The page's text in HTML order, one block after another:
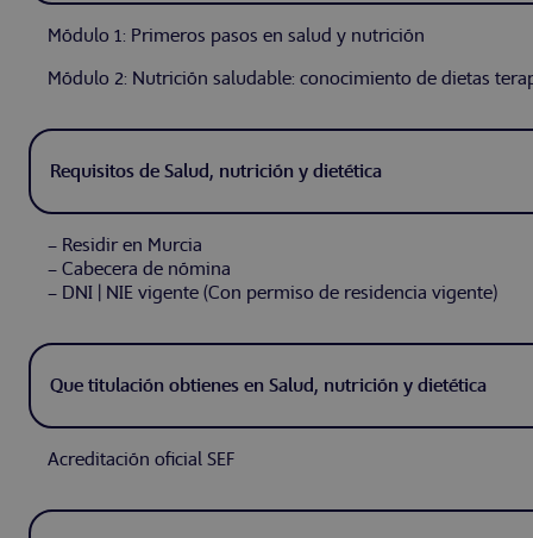
Módulo 1: Primeros pasos en salud y nutrición
Módulo 2: Nutrición saludable: conocimiento de dietas
Requisitos de Salud, nutrición y dietética
– Residir en Murcia
– Cabecera de nómina
– DNI | NIE vigente (Con permiso de residencia vigente)
Que titulación obtienes en Salud, nutrición y dietética
Acreditación oficial SEF